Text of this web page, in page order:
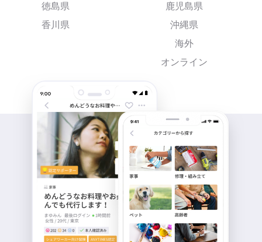
徳島県
香川県
鹿児島県
沖縄県
海外
オンライン